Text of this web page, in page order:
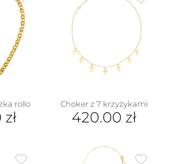
rollo
zł
Choker z 7 krzyżykami
420.00 zł